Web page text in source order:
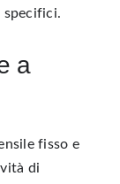
specifici.
a
fisso e
di